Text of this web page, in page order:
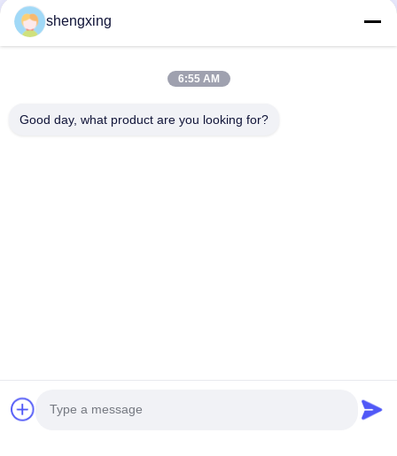
shengxing
6:55 AM
Good day, what product are you looking for?